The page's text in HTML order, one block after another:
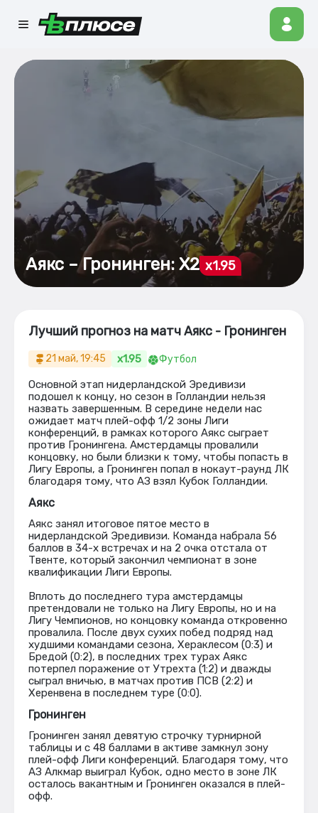
Аякс – Гронинген: X2 x1.95
Лучший прогноз на матч Аякс - Гронинген
21 май, 19:45 x1.95 Футбол
Основной этап нидерландской Эредивизи
подошел к концу, но сезон в Голландии нельзя
назвать завершенным. В середине недели нас
ожидает матч плей-офф 1/2 зоны Лиги
конференций, в рамках которого Аякс сыграет
против Гронингена. Амстердамцы провалили
концовку, но были близки к тому, чтобы попасть в
Лигу Европы, а Гронинген попал в нокаут-раунд ЛК
благодаря тому, что АЗ взял Кубок Голландии.
Аякс
Аякс занял итоговое пятое место в
нидерландской Эредивизи. Команда набрала 56
баллов в 34-х встречах и на 2 очка отстала от
Твенте, который закончил чемпионат в зоне
квалификации Лиги Европы.
Вплоть до последнего тура амстердамцы
претендовали не только на Лигу Европы, но и на
Лигу Чемпионов, но концовку команда откровенно
провалила. После двух сухих побед подряд над
худшими командами сезона, Хераклесом (0:3) и
Бредой (0:2), в последних трех турах Аякс
потерпел поражение от Утрехта (1:2) и дважды
сыграл вничью, в матчах против ПСВ (2:2) и
Херенвена в последнем туре (0:0).
Гронинген
Гронинген занял девятую строчку турнирной
таблицы и с 48 баллами в активе замкнул зону
плей-офф Лиги конференций. Благодаря тому, что
АЗ Алкмар выиграл Кубок, одно место в зоне ЛК
осталось вакантным и Гронинген оказался в плей-
офф.